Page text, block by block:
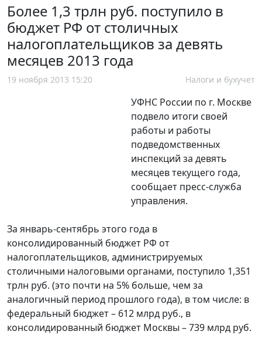
Более 1,3 трлн руб. поступило в
бюджет РФ от столичных
налогоплательщиков за девять
месяцев 2013 года
19 ноября 2013 15:20 Налоги и бухучет
УФНС России по г. Москве
подвело итоги своей
работы и работы
подведомственных
инспекций за девять
месяцев текущего года,
сообщает пресс-служба
управления.
За январь-сентябрь этого года в
консолидированный бюджет РФ от
налогоплательщиков, администрируемых
столичными налоговыми органами, поступило 1,351
трлн руб. (это почти на 5% больше, чем за
аналогичный период прошлого года), в том числе: в
федеральный бюджет – 612 млрд руб., в
консолидированный бюджет Москвы – 739 млрд руб.